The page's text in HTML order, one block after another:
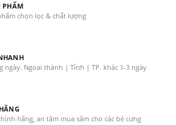
PHẨM
chọn lọc & chất lượng
ngày. Ngoại thành | Tỉnh | TP. khác 1-3 ngày
hãng, an tâm mua sắm cho các bé cưng